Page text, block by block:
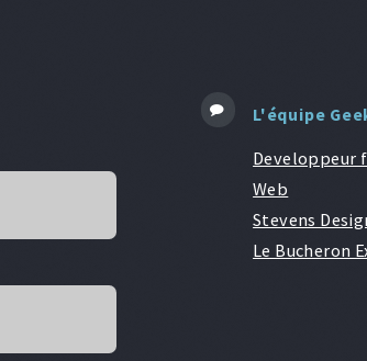
L'équipe
Developpeur
Web
Stevens
Le Bucheron